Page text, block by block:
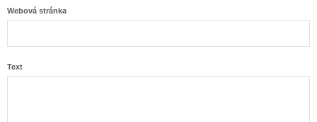
Webová stránka
Text